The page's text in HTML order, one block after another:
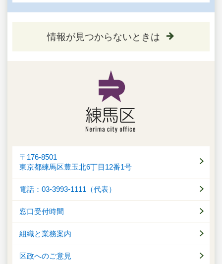
情報が見つからないときは
〒176-8501
東京都練馬区豊玉北6丁目12番1号
電話：03-3993-1111（代表）
窓口受付時間
組織と業務案内
区政へのご意見